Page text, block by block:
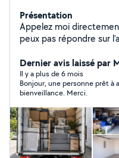
Présentation
Appelez moi directement
peux pas répondre sur
Dernier avis laissé par
Il y a plus de 6 mois
Bonjour, une personne prêt à
bienveillance. Merci.